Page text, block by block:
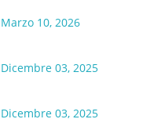
Marzo 10, 2026
Dicembre 03, 2025
Dicembre 03, 2025